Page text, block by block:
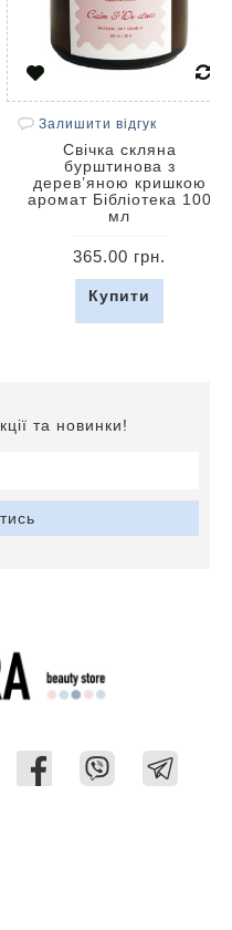
Залишити відгук
Свічка скляна
бурштинова з
дерев’яною кришкою
аромат Бібліотека 100
мл
365.00 грн.
Купити
та новинки!